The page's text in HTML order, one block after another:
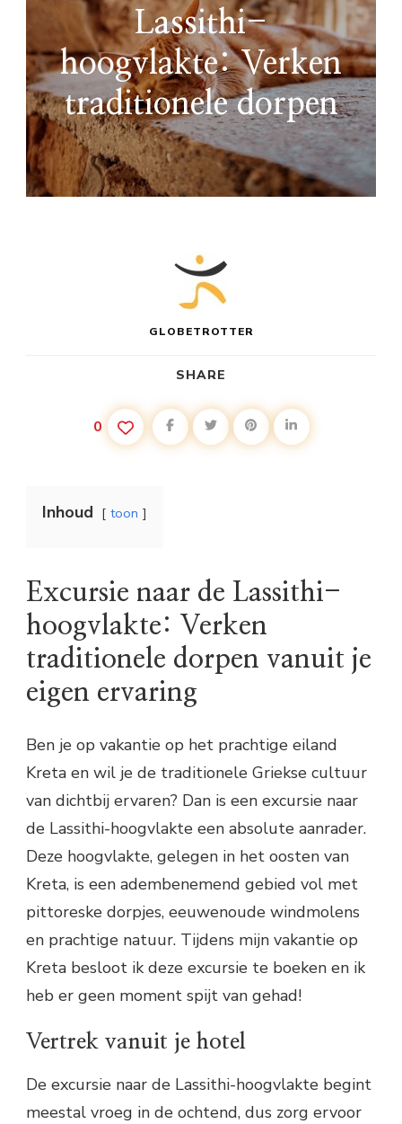
Lassithi-
hoogvlakte: Verken
traditionele dorpen
GLOBETROTTER
SHARE
0
Inhoud toon
Excursie naar de Lassithi-
hoogvlakte: Verken
traditionele dorpen vanuit je
eigen ervaring
Ben je op vakantie op het prachtige eiland
Kreta en wil je de traditionele Griekse cultuur
van dichtbij ervaren? Dan is een excursie naar
de Lassithi-hoogvlakte een absolute aanrader.
Deze hoogvlakte, gelegen in het oosten van
Kreta, is een adembenemend gebied vol met
pittoreske dorpjes, eeuwenoude windmolens
en prachtige natuur. Tijdens mijn vakantie op
Kreta besloot ik deze excursie te boeken en ik
heb er geen moment spijt van gehad!
Vertrek vanuit je hotel
De excursie naar de Lassithi-hoogvlakte begint
meestal vroeg in de ochtend, dus zorg ervoor